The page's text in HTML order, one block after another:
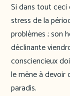
Si dans tout ceci
stress de la
problèmes ; son
déclinante
consciencieux
le mène à devoir
paradis.